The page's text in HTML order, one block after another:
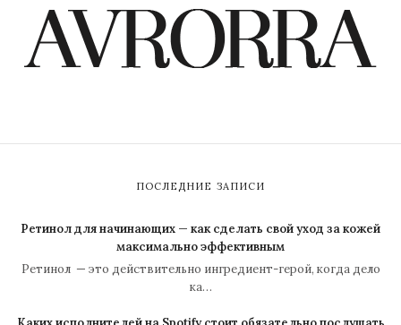
ПОСЛЕДНИЕ ЗАПИСИ
Ретинол для начинающих — как сделать свой уход за кожей
максимально эффективным
Ретинол — это действительно ингредиент-герой, когда дело
ка…